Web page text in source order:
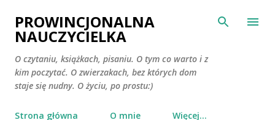
Przejdź do głównej zawartości
PROWINCJONALNA
NAUCZYCIELKA
O czytaniu, książkach, pisaniu. O tym co warto i z
kim poczytać. O zwierzakach, bez których dom
staje się nudny. O życiu, po prostu:)
Strona główna O mnie Więcej…